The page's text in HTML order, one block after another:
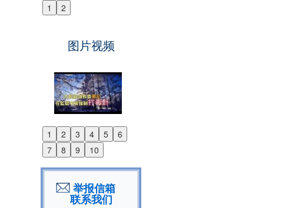
1 2
Previous
图片视频
1 2 3 4 5
6
7
8 9 10
Previous
Next
举报信箱
联系我们